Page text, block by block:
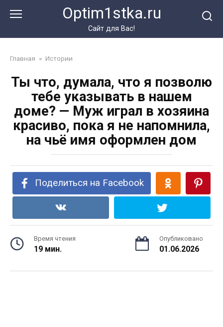
Optim1stka.ru
Сайт для Вас!
Главная » Истории
Ты что, думала, что я позволю
тебе указывать в нашем
доме? — Муж играл в хозяина
красиво, пока я не напомнила,
на чьё имя оформлен дом
Поделиться на Facebook
Время чтения
19 мин.
Опубликовано
01.06.2026